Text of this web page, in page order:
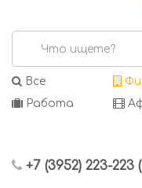
Все
Работа
+7 (3952) 223-